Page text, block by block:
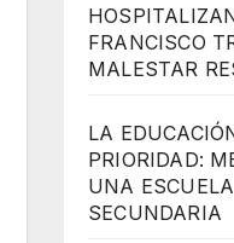
FRANCISCO
MALESTAR
LA
PRIORIDAD:
UNA ESCUELA
SECUNDARIA